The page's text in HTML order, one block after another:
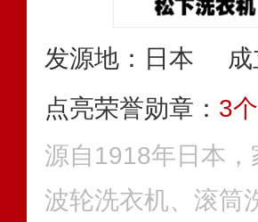
发源地：日本
点亮荣誉勋章： 3个
源自1918年日本
波轮洗衣机、滚筒